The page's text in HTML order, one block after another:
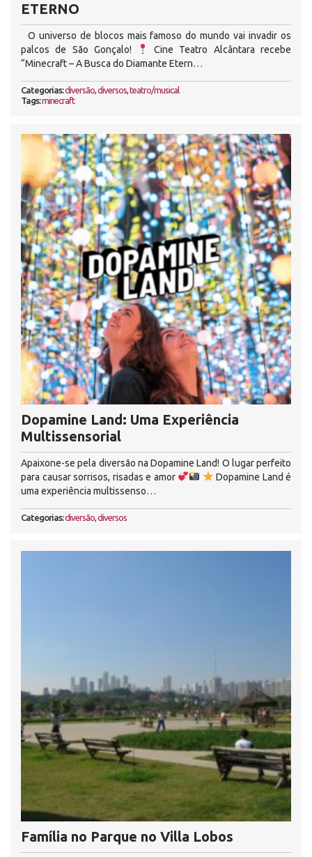
ETERNO
O universo de blocos mais famoso do mundo vai invadir os
palcos de São Gonçalo!
Cine Teatro Alcântara recebe
“Minecraft – A Busca do Diamante Etern…
Categorias:diversão,diversos,teatro/musical
Tags:minecraft
Dopamine Land: Uma Experiência
Multissensorial
Apaixone-se pela diversão na Dopamine Land! O lugar perfeito
para causar sorrisos, risadas e amor
Dopamine Land é
uma experiência multissenso…
Categorias:diversão,diversos
Família no Parque no Villa Lobos